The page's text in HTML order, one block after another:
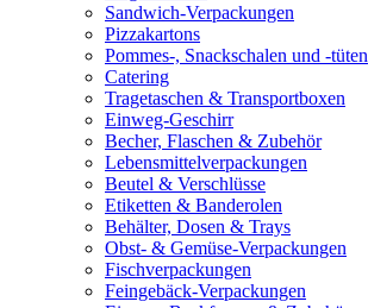
Sandwich-Verpackungen
Pizzakartons
Pommes-, Snackschalen und -tüten
Catering
Tragetaschen & Transportboxen
Einweg-Geschirr
Becher, Flaschen & Zubehör
Lebensmittelverpackungen
Beutel & Verschlüsse
Etiketten & Banderolen
Behälter, Dosen & Trays
Obst- & Gemüse-Verpackungen
Fischverpackungen
Feingebäck-Verpackungen